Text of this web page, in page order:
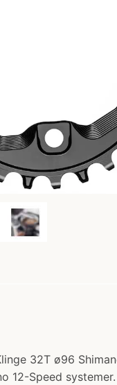
32T ø96
12-Speed